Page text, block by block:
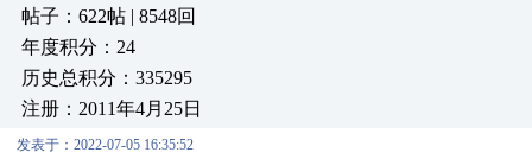
帖子：622帖 | 8548回
年度积分：24
历史总积分：335295
注册：2011年4月25日
发表于：2022-07-05 16:35:52